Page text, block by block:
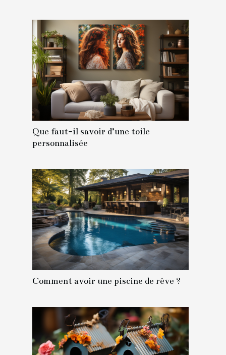
Que faut-il savoir d’une toile
personnalisée
Comment avoir une piscine de rêve ?